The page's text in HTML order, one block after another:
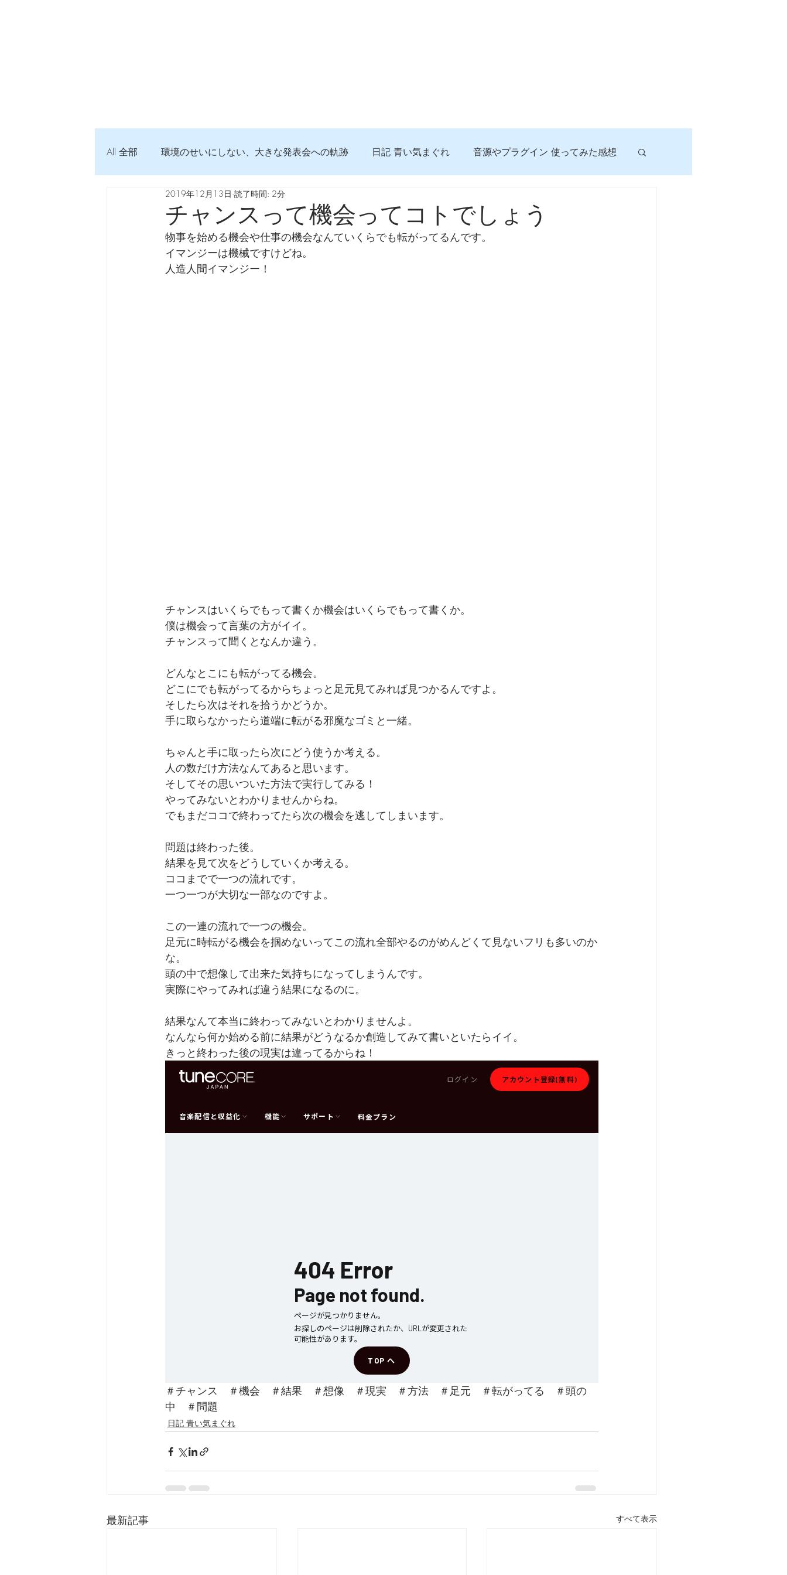
All 全部 環境のせいにしない、大きな発表会への軌跡 日記 青い気まぐれ 音源やプラグイン 使ってみた感想
弦交換の記録 DTM 始める 知っておきたいコト
Imanjy Studio 使われているモノ 食べんじーの美味しい記事 便利な経験、新しいコトに挑戦しよう
チャンスって機会ってコトでしょう
2019年12月13日 読了時間: 2分
物事を始める機会や仕事の機会なんていくらでも転がってるんです。
イマンジーは機械ですけどね。
人造人間イマンジー！
チャンスはいくらでもって書くか機会はいくらでもって書くか。
僕は機会って言葉の方がイイ。
チャンスって聞くとなんか違う。
どんなとこにも転がってる機会。
どこにでも転がってるからちょっと足元見てみれば見つかるんですよ。
そしたら次はそれを拾うかどうか。
手に取らなかったら道端に転がる邪魔なゴミと一緒。
ちゃんと手に取ったら次にどう使うか考える。
人の数だけ方法なんてあると思います。
そしてその思いついた方法で実行してみる！
やってみないとわかりませんからね。
でもまだココで終わってたら次の機会を逃してしまいます。
問題は終わった後。
結果を見て次をどうしていくか考える。
ココまでで一つの流れです。
一つ一つが大切な一部なのですよ。
この一連の流れで一つの機会。
足元に時転がる機会を掴めないってこの流れ全部やるのがめんどくて見ないフリも多いのか
な。
頭の中で想像して出来た気持ちになってしまうんです。
実際にやってみれば違う結果になるのに。
結果なんて本当に終わってみないとわかりませんよ。
なんなら何か始める前に結果がどうなるか創造してみて書いといたらイイ。
きっと終わった後の現実は違ってるからね！
＃チャンス　＃機会　＃結果　＃想像　＃現実　＃方法　＃足元　＃転がってる　＃頭の
中　＃問題
日記 青い気まぐれ
最新記事 すべて表示